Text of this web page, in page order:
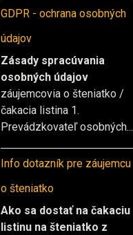
GDPR - ochrana osobných
údajov
Zásady spracúvania
osobných údajov
záujemcovia o šteniatko /
čakacia listina 1.
Prevádzkovateľ osobných...
Info dotazník pre záujemcu
o šteniatko
Ako sa dostať na čakaciu
listinu na šteniatko z